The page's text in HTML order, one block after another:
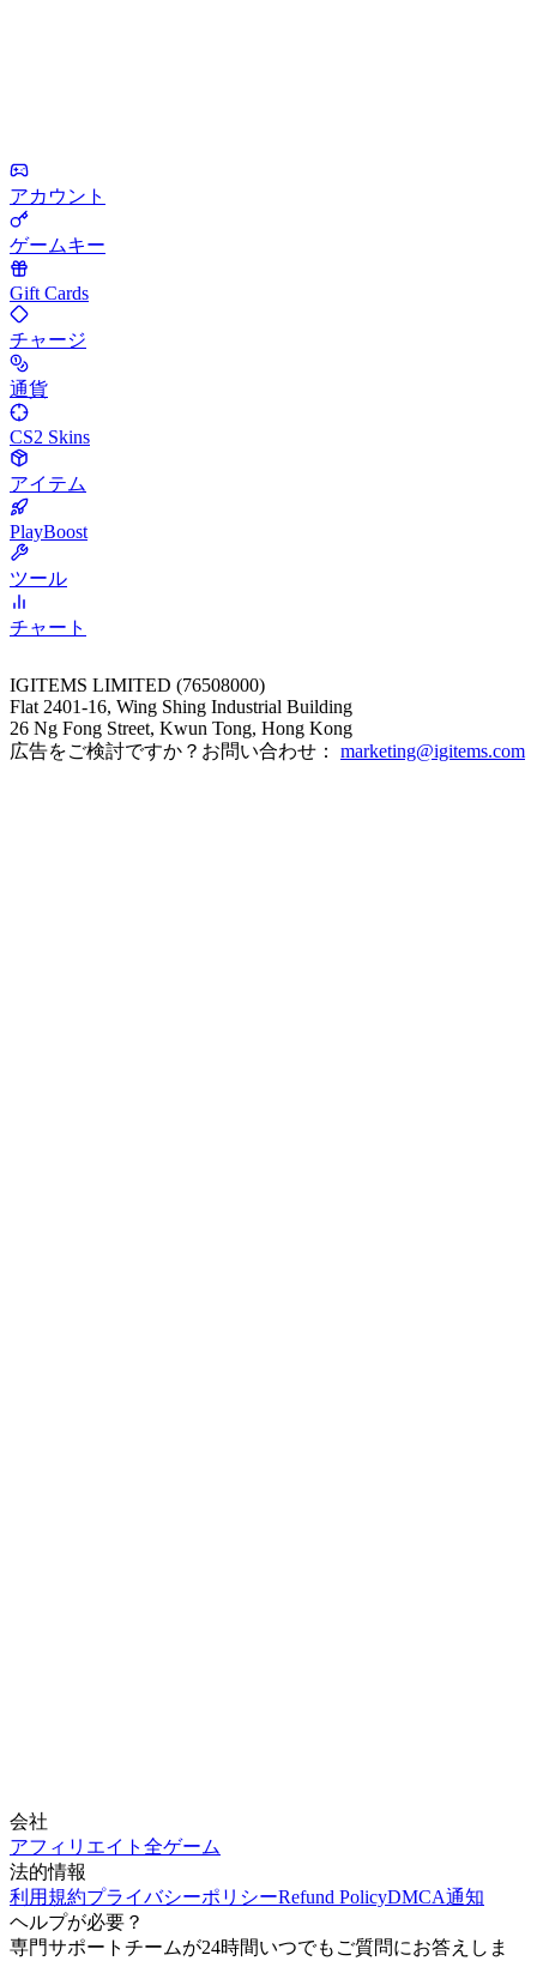
アカウント
ゲームキー
Gift Cards
チャージ
通貨
CS2 Skins
アイテム
PlayBoost
ツール
チャート
IGITEMS LIMITED (76508000)
Flat 2401-16, Wing Shing Industrial Building
26 Ng Fong Street, Kwun Tong, Hong Kong
広告をご検討ですか？お問い合わせ： marketing@igitems.com
会社
アフィリエイト 全ゲーム
法的情報
利用規約プライバシーポリシーRefund PolicyDMCA通知
ヘルプが必要？
専門サポートチームが24時間いつでもご質問にお答えしま